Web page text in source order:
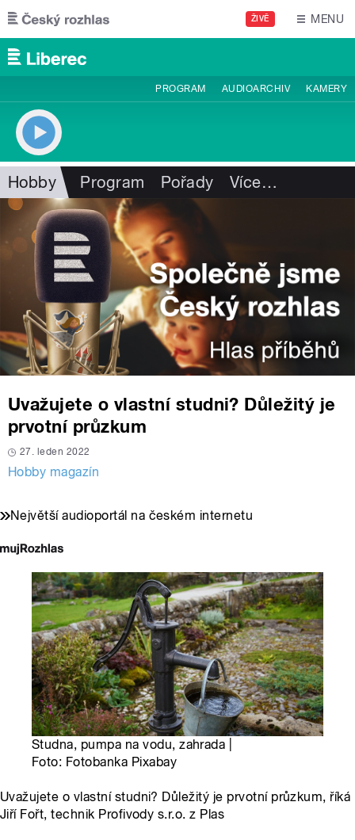
Přejít k hlavnímu obsahu
ŽIVĚ MENU
PROGRAM AUDIOARCHIV KAMERY
Hobby Program Pořady Více…
Uvažujete o vlastní studni? Důležitý je
prvotní průzkum
27. leden 2022
Hobby magazín
Největší audioportál na českém internetu
Studna, pumpa na vodu, zahrada |
Foto: Fotobanka Pixabay
Uvažujete o vlastní studni? Důležitý je prvotní průzkum, říká
Jiří Fořt, technik Profivody s.r.o. z Plas